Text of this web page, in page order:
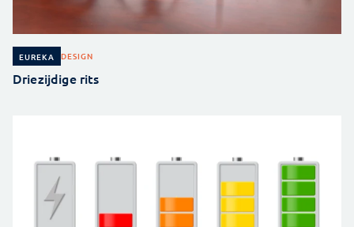
EUREKA DESIGN
Driezijdige rits